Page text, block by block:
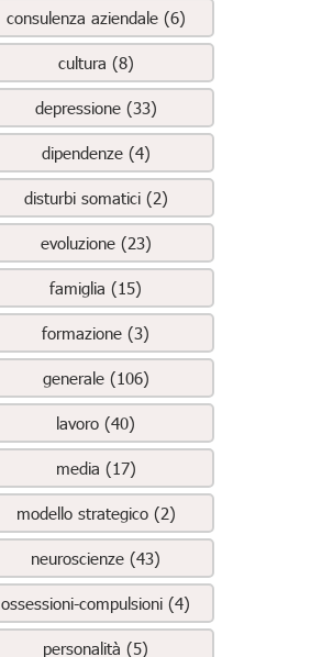
consulenza aziendale (6)
cultura (8)
depressione (33)
dipendenze (4)
disturbi somatici (2)
evoluzione (23)
famiglia (15)
formazione (3)
generale (106)
lavoro (40)
media (17)
modello strategico (2)
neuroscienze (43)
ossessioni-compulsioni (4)
personalità (5)